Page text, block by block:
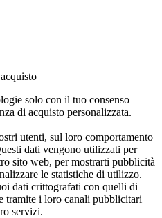
solo con il tuo consenso
di acquisto personalizzata.
utenti, sul loro comportamento
dati vengono utilizzati per
sito web, per mostrarti pubblicità
le statistiche di utilizzo.
dati crittografati con quelli di
tramite i loro canali pubblicitari
servizi.